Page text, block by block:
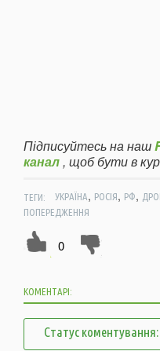
Підписуйтесь на наш
канал, щоб бути в
ТЕГИ: УКРАЇНА, РОСІЯ, РФ,
ПОПЕРЕДЖЕННЯ
0
КОМЕНТАРІ:
Статус